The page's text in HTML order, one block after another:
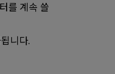
를 계속 쓸
니다.